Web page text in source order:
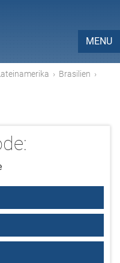
MENU
› Brasilien ›